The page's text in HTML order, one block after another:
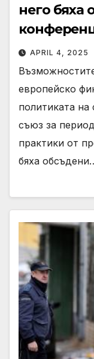
него бяха
APRIL 4, 2025
европейско
политиката
съюз за
практики от
бяха